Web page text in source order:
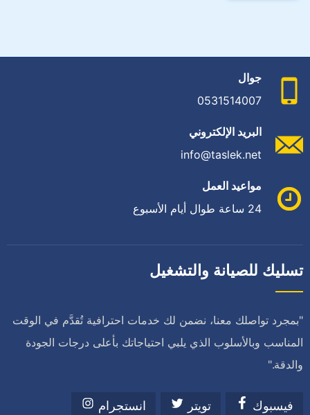
جوال
0531514007
البريد الإلكتروني
info@taslek.net
مواعيد العمل
24 ساعة طوال أيام الأسبوع
تسليك للصيانة والتشغيل
"بمجرد تواصلك معنا، نضمن لك خدمات احترافية تُقدَّم في الوقت
المناسب وبالأسلوب الذي يلبي احتياجاتك بأعلى درجات الجودة
والدقة."
فيسبوك تويتر
انستجرام